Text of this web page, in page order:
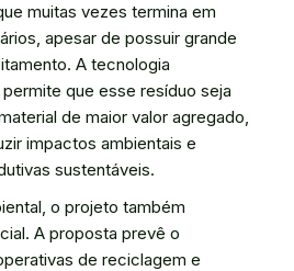
muitas vezes termina em
apesar de possuir grande
A tecnologia
que esse resíduo seja
de maior valor agregado,
impactos ambientais e
sustentáveis.
o projeto também
A proposta prevê o
de reciclagem e